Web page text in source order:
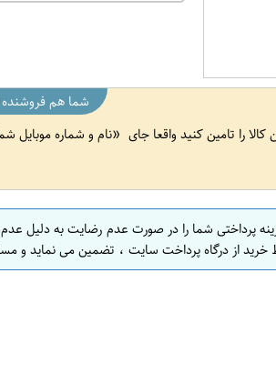
شما هم فروشنده
را تامین کنید واقعا جای
نام و شماره موبایل
پرداختی شما را در صورت عدم رضایت به دلیل
از درگاه پرداخت سایت ، تضمین می نماید و